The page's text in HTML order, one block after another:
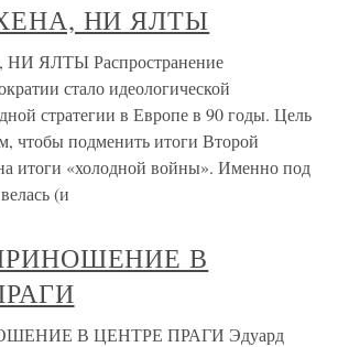
НИ ЯЛТЫ
ЯЛТЫ Распространение
стало идеологической
стратегии в Европе в 90 годы. Цель
чтобы подменить итоги Второй
итоги «холодной войны». Именно под
(и
В
В ЦЕНТРЕ ПРАГИ Эдуард